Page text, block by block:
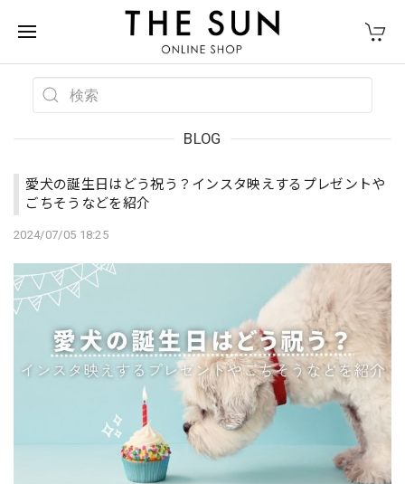
BLOG
愛犬の誕生日はどう祝う？インスタ映えするプレゼントや
ごちそうなどを紹介
2024/07/05 18:25